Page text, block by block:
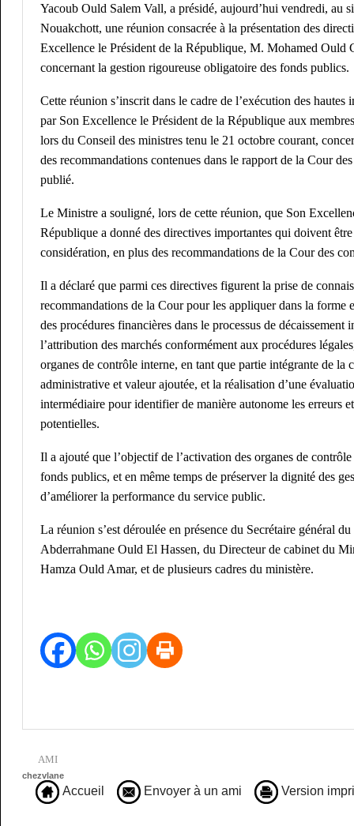
Yacoub Ould Salem Vall, a présidé, aujourd’hui vendredi, au
Nouakchott, une réunion consacrée à la présentation des
Excellence le Président de la République, M. Mohamed Ould
concernant la gestion rigoureuse obligatoire des fonds publics.
Cette réunion s’inscrit dans le cadre de l’exécution des hautes
par Son Excellence le Président de la République aux
lors du Conseil des ministres tenu le 21 octobre courant,
des recommandations contenues dans le rapport de la Cour
publié.
Le Ministre a souligné, lors de cette réunion, que Son
République a donné des directives importantes qui doivent
considération, en plus des recommandations de la Cour des
Il a déclaré que parmi ces directives figurent la prise de
recommandations de la Cour pour les appliquer dans la forme
des procédures financières dans le processus de décaissement
l’attribution des marchés conformément aux procédures
organes de contrôle interne, en tant que partie intégrante de la
administrative et valeur ajoutée, et la réalisation d’une
intermédiaire pour identifier de manière autonome les erreurs
potentielles.
Il a ajouté que l’objectif de l’activation des organes de
fonds publics, et en même temps de préserver la dignité des
d’améliorer la performance du service public.
La réunion s’est déroulée en présence du Secrétaire général
Abderrahmane Ould El Hassen, du Directeur de cabinet du
Hamza Ould Amar, et de plusieurs cadres du ministère.
AMI
chezvlane
Accueil Envoyer à un ami Version